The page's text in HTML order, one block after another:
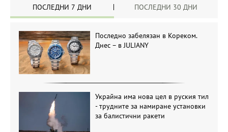
ПОСЛЕДНИ 7 ДНИ ПОСЛЕДНИ 30 ДНИ
Последно забелязан в Кореком.
Днес – в JULIANY
Украйна има нова цел в руския тил
- трудните за намиране установки
за балистични ракети